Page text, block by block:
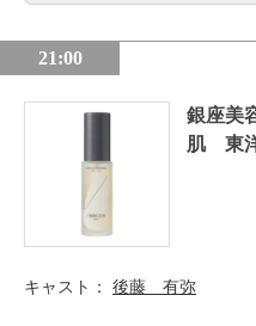
21:00
銀座美
肌 東洋
キャスト： 後藤 有弥